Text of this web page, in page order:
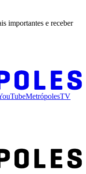
importantes e receber
MetrópolesTV